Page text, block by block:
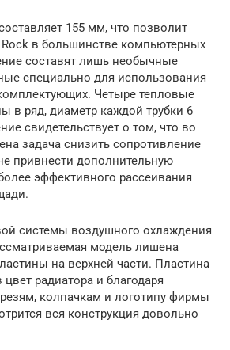
155 мм, что позволит
Rock в большинстве компьютерных
составят лишь необычные
специально для использования
Четыре тепловые
в ряд, диаметр каждой трубки 6
свидетельствует о том, что во
задача снизить сопротивление
привнести дополнительную
эффективного рассеивания
системы воздушного охлаждения
модель лишена
на верхней части. Пластина
радиатора и благодаря
колпачкам и логотипу фирмы
вся конструкция довольно